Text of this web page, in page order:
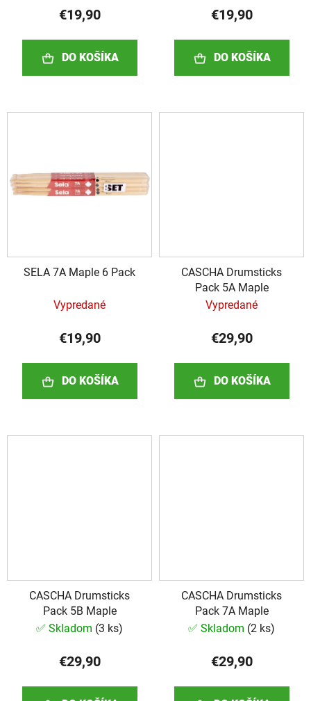
€19,90
DO KOŠÍKA
€19,90
DO KOŠÍKA
SELA 7A Maple 6 Pack
Vypredané
€19,90
DO KOŠÍKA
CASCHA Drumsticks
Pack 5A Maple
Vypredané
€29,90
DO KOŠÍKA
CASCHA Drumsticks
Pack 5B Maple
✅ Skladom (3 ks)
€29,90
CASCHA Drumsticks
Pack 7A Maple
✅ Skladom (2 ks)
€29,90